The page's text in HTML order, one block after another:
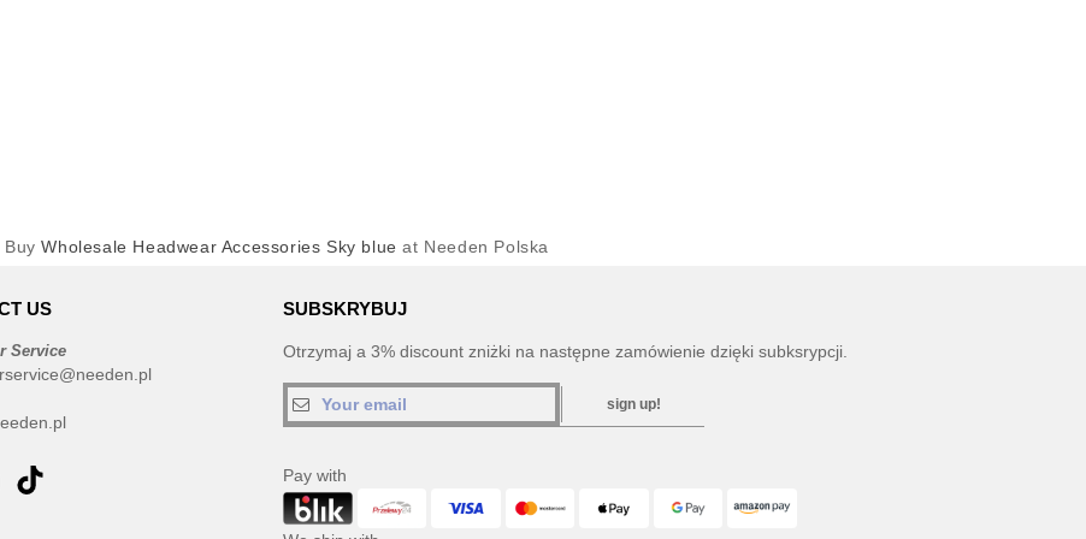
BuyWholesale Headwear Accessories Sky blue at Needen Polska
US
Service
SUBSKRYBUJ
Otrzymaj a 3% discount zniżki na następne zamówienie dzięki subksrypcji.
sign up!
Pay with